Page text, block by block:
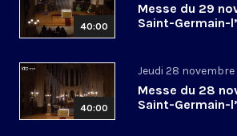
40:00
Messe du 29
Saint-Germain-
40:00
Jeudi 28
Messe du 28
Saint-Germain-